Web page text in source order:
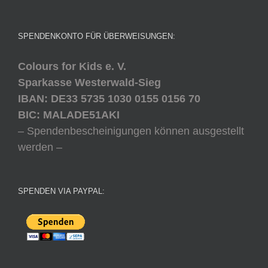
SPENDENKONTO FÜR ÜBERWEISUNGEN:
Colours for Kids e. V.
Sparkasse Westerwald-Sieg
IBAN: DE33 5735 1030 0155 0156 70
BIC: MALADE51AKI
– Spendenbescheinigungen können ausgestellt
werden –
SPENDEN VIA PAYPAL: